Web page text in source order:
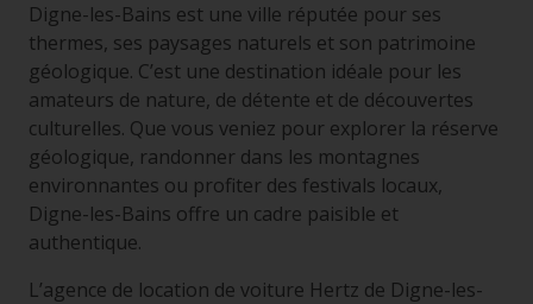
Digne-les-Bains est une ville réputée pour ses
thermes, ses paysages naturels et son patrimoine
géologique. C’est une destination idéale pour les
amateurs de nature, de détente et de découvertes
culturelles. Que vous veniez pour explorer la réserve
géologique, randonner dans les montagnes
environnantes ou profiter des festivals locaux,
Digne-les-Bains offre un cadre paisible et
authentique.
L’agence de location de voiture Hertz de Digne-les-